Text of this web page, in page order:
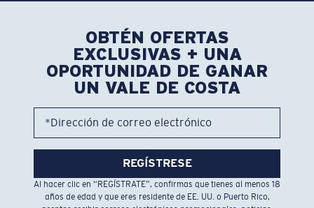
OBTÉN OFERTAS
EXCLUSIVAS + UNA
OPORTUNIDAD DE GANAR
UN VALE DE COSTA
*Dirección de correo electrónico
REGÍSTRESE
Al hacer clic en “REGÍSTRATE”, confirmas que tienes al menos 18
años de edad y que eres residente de EE. UU. o Puerto Rico,